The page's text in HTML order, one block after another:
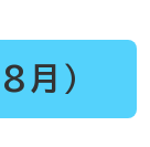
月）